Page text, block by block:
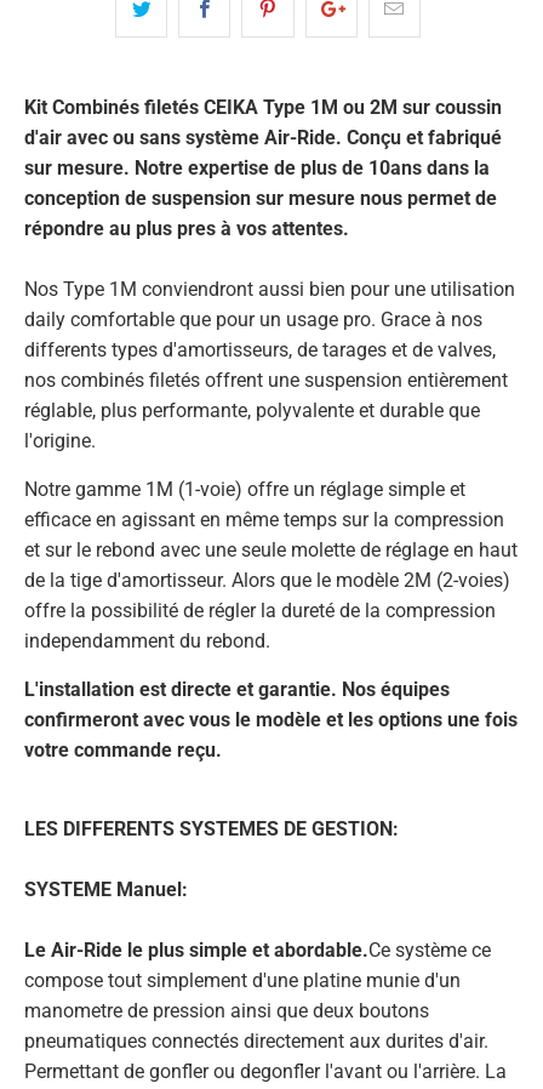
Kit Combinés filetés CEIKA Type 1M ou 2M sur coussin
d'air avec ou sans système Air-Ride. Conçu et fabriqué
sur mesure. Notre expertise de plus de 10ans dans la
conception de suspension sur mesure nous permet de
répondre au plus pres à vos attentes.
Nos Type 1M conviendront aussi bien pour une utilisation
daily comfortable que pour un usage pro. Grace à nos
differents types d'amortisseurs, de tarages et de valves,
nos combinés filetés offrent une suspension entièrement
réglable, plus performante, polyvalente et durable que
l'origine.
Notre gamme 1M (1-voie) offre un réglage simple et
efficace en agissant en même temps sur la compression
et sur le rebond avec une seule molette de réglage en haut
de la tige d'amortisseur. Alors que le modèle 2M (2-voies)
offre la possibilité de régler la dureté de la compression
independamment du rebond.
L'installation est directe et garantie. Nos équipes
confirmeront avec vous le modèle et les options une fois
votre commande reçu.
LES DIFFERENTS SYSTEMES DE GESTION:
SYSTEME Manuel:
Le Air-Ride le plus simple et abordable.Ce système ce
compose tout simplement d'une platine munie d'un
manometre de pression ainsi que deux boutons
pneumatiques connectés directement aux durites d'air.
Permettant de gonfler ou degonfler l'avant ou l'arrière. La